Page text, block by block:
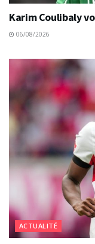
Karim Coulibaly
06/08/2026
ACTUALITÉ